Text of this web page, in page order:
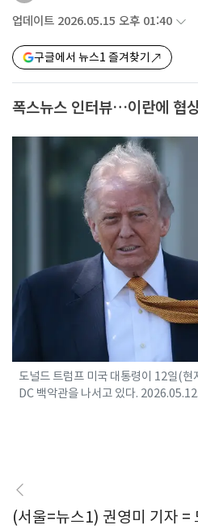
업데이트 2026.05.15 오후 01:40
구글에서 뉴스1 즐겨찾기
폭스뉴스 인터뷰…이란에 협
도널드 트럼프 미국 대통령이 12일(현
DC 백악관을 나서고 있다.
(서울=뉴스1) 권영미 기자 =